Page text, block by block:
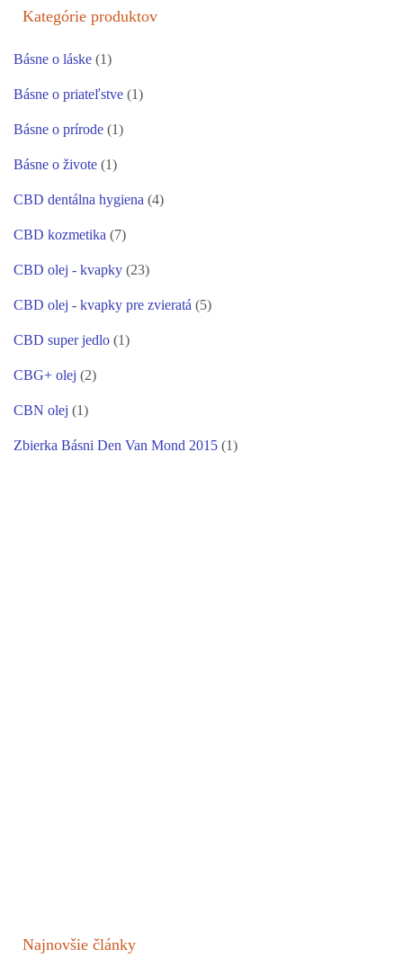
Kategórie produktov
Básne o láske (1)
Básne o priateľstve (1)
Básne o prírode (1)
Básne o živote (1)
CBD dentálna hygiena (4)
CBD kozmetika (7)
CBD olej - kvapky (23)
CBD olej - kvapky pre zvieratá (5)
CBD super jedlo (1)
CBG+ olej (2)
CBN olej (1)
Zbierka Básni Den Van Mond 2015 (1)
Najnovšie články